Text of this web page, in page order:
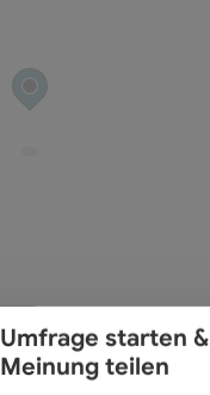
Umfrage starten &
Meinung teilen